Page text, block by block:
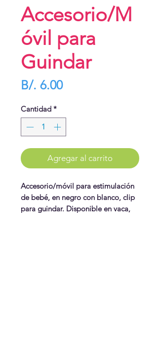
Accesorio/M
óvil para
Guindar
B/. 6.00Precio
Cantidad *
Agregar al carrito
Accesorio/móvil para estimulación
de bebé, en negro con blanco, clip
para guindar. Disponible en vaca,